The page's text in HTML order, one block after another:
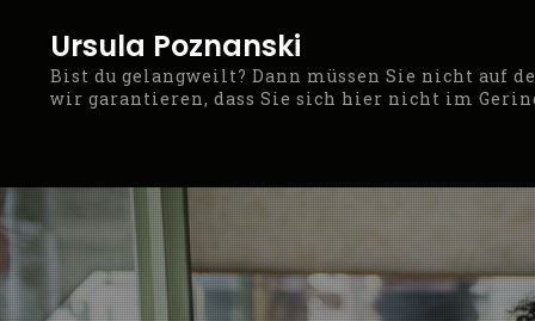
content
Ursula Poznanski
Bist du gelangweilt? Dann müssen Sie nicht auf
wir garantieren, dass Sie sich hier nicht im